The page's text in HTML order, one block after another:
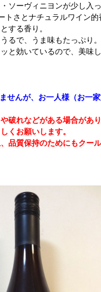
ソーヴィニヨンが少し入っ
トさとナチュラルワイン
する香り。
るで、うま味もたっぷり。
と効いているので、美味
せんが、お一人様（お一
破れなどがある場合があり
くお願いします。
品質保持のためにもクー